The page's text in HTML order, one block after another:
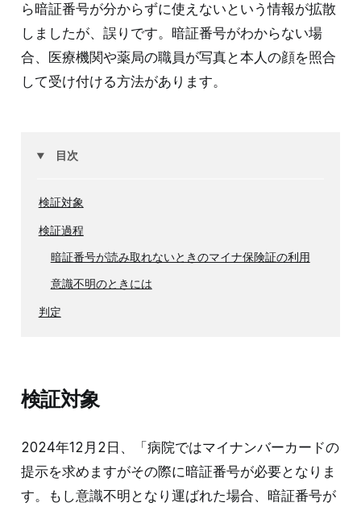
ら暗証番号が分からずに使えないという情報が拡散
しましたが、誤りです。暗証番号がわからない場
合、医療機関や薬局の職員が写真と本人の顔を照合
して受け付ける方法があります。
目次
検証対象
検証過程
暗証番号が読み取れないときのマイナ保険証の利用
意識不明のときには
判定
検証対象
2024年12月2日、「病院ではマイナンバーカードの
提示を求めますがその際に暗証番号が必要となりま
す。もし意識不明となり運ばれた場合、暗証番号が